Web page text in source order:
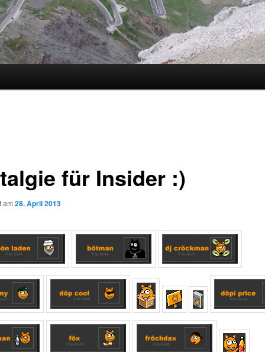
für Insider :)
am 28. April 2013